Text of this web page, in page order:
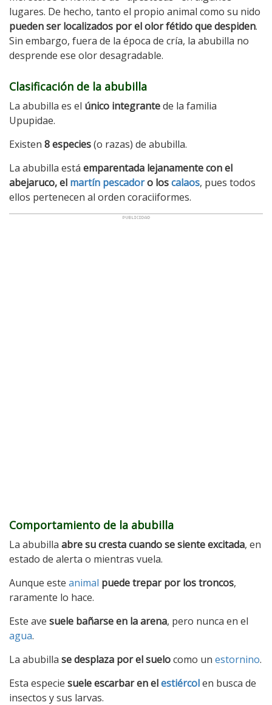
lugares. De hecho, tanto el propio animal como su nido
pueden ser localizados por el olor fétido que despiden.
Sin embargo, fuera de la época de cría, la abubilla no
desprende ese olor desagradable.
Clasificación de la abubilla
La abubilla es el único integrantede la familia
Upupidae.
Existen 8 especies(o razas) de abubilla.
La abubilla está emparentada lejanamente con el
abejaruco, el martín pescadoro loscalaos, pues todos
ellos pertenecen al orden coraciiformes.
Comportamiento de la abubilla
La abubilla abre su cresta cuando se siente excitada, en
estado de alerta o mientras vuela.
Aunque este animal puede trepar por los troncos,
raramente lo hace.
Este ave suele bañarse en la arena, pero nunca en el
agua.
La abubilla se desplaza por el suelocomo un estornino.
Esta especie suele escarbar en elestiércolen busca de
insectos y sus larvas.